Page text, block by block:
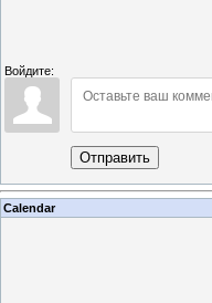
Войдите:
Отправить
Calendar